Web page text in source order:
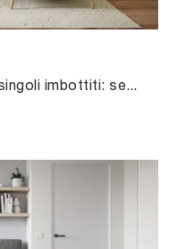
Clicca e scopri di più sui Letti singoli imbottiti: se sei alla ricerca di modelli moderni, il modello Cleo Nidi fa al caso tuo.